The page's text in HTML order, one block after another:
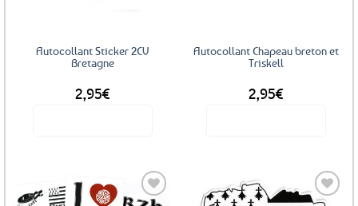
Autocollant Sticker 2CV
Bretagne
2,95€
Autocollant Chapeau breton et
Triskell
2,95€